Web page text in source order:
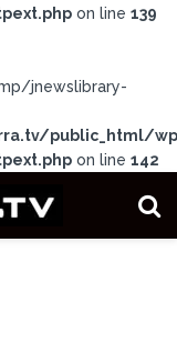
on line 139
jnewslibrary-
public_html/
on line 142